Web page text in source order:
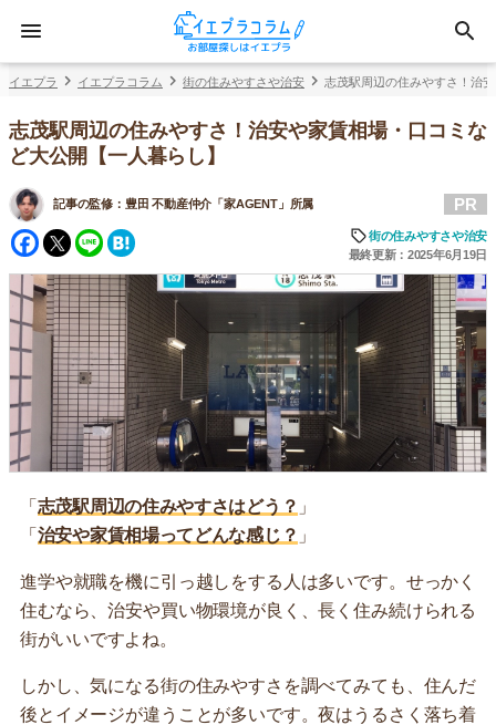
イエプラ イエプラコラム 街の住みやすさや治安 志茂駅周辺の住みやすさ！治
志茂駅周辺の住みやすさ！治安や家賃相場・口コミな
ど大公開【一人暮らし】
記事の監修： 豊田 不動産仲介「家AGENT」所属
Facebook
Twitter
Line
PR
街の住みやすさや治安
最終更新：2025年6月19日
「 志茂駅周辺の住みやすさはどう？ 」
「 治安や家賃相場ってどんな感じ？ 」
進学や就職を機に引っ越しをする人は多いです。せっかく
住むなら、治安や買い物環境が良く、長く住み続けられる
街がいいですよね。
しかし、気になる街の住みやすさを調べてみても、住んだ
後とイメージが違うことが多いです。夜はうるさく落ち着